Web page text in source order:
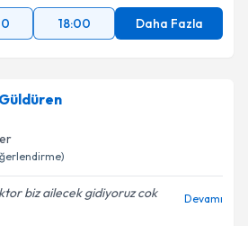
18:00 Daha Fazla
biz ailecek gidiyoruz cok
Devamı